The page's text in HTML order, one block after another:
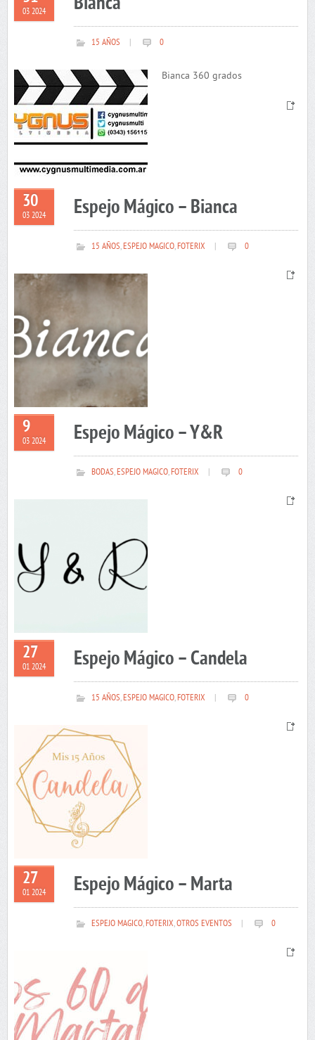
03 2024
15 AÑOS 0
Bianca 360 grados
30
03 2024 Espejo Mágico – Bianca
15 AÑOS,ESPEJO MAGICO,FOTERIX 0
9
03 2024 Espejo Mágico – Y&R
BODAS,ESPEJO MAGICO,FOTERIX 0
27
01 2024 Espejo Mágico – Candela
15 AÑOS,ESPEJO MAGICO,FOTERIX 0
27
01 2024 Espejo Mágico – Marta
ESPEJO MAGICO,FOTERIX,OTROS EVENTOS 0